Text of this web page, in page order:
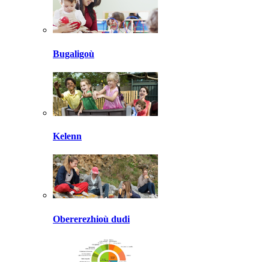
Bugaligoù
Kelenn
Obererezhioù dudi